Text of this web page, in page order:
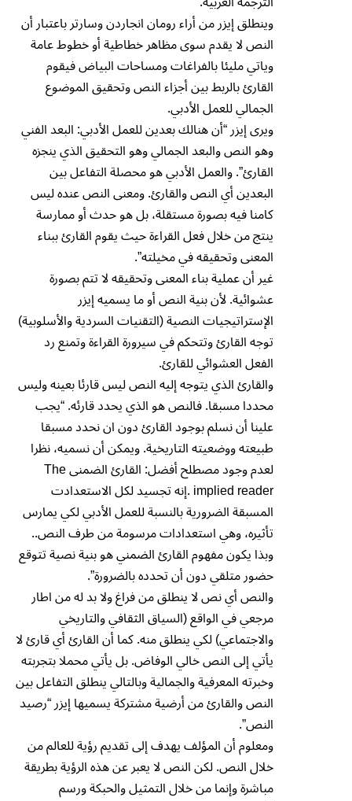
وينطلق إيزر من أراء رومان انجاردن وسارتر باعتبار أن
النص لا يقدم سوى مظاهر خطاطية أو خطوط عامة
وياتي مليئا بالفراغات ومساحات البياض فيقوم
القارئ بالربط بين أجزاء النص وتحقيق الموضوع
الجمالي للعمل الأدبي.
ويرى إيزر “أن هنالك بعدين للعمل الأدبي: البعد الفني
وهو النص والبعد الجمالي وهو التحقيق الذي ينجزه
القارئ”. والعمل الأدبي هو محصلة التفاعل بين
البعدين أي النص والقارئ. ومعنى النص عنده ليس
كامنا فيه بصورة مستقلة، بل هو حدث أو ممارسة
ينتج من خلال فعل القراءة حيث يقوم القارئ ببناء
المعنى وتحقيقه في مخيلته”.
غير أن عملية بناء المعنى وتحقيقه لا تتم بصورة
عشوائية. لأن بنية النص أو ما يسميه إيزر
الإستراتيجيات النصية (التقنيات السردية والأسلوبية)
توجه القارئ وتتحكم في سيرورة القراءة وتمنع رد
الفعل العشوائي للقارئ.
والقارئ الذي يتوجه إليه النص ليس قارئا بعينه وليس
محددا مسبقا. فالنص هو الذي يحدد قارئه. “يجب
علينا أن نسلم بوجود القارئ دون ان نحدد مسبقا
طبيعته ووضعيته التاريخية. ويمكن أن نسميه، نظرا
لعدم وجود مصطلح أفضل: القارئ الضمنى The
implied reader .إنه تجسيد لكل الاستعدادت
المسبقة الضرورية بالنسبة للعمل الأدبي لكي يمارس
تأثيره، وهي استعدادات مرسومة من طرف النص..
وبذا يكون مفهوم القارئ الضمني هو بنية نصية تتوقع
حضور متلقي دون أن تحدده بالضرورة”.
والنص أي نص لا ينطلق من فراغ ولا بد له من اطار
مرجعي في الواقع (السياق الثقافي والتاريخي
والاجتماعي) لكي ينطلق منه. كما أن القارئ أي قارئ لا
يأتي إلى النص خالي الوفاض. بل يأتي محملا بتجربته
وخبرته المعرفية والجمالية وبالتالي ينطلق التفاعل بين
النص والقارئ من أرضية مشتركة يسميها إيزر “رصيد
النص”.
ومعلوم أن المؤلف يهدف إلى تقديم رؤية للعالم من
خلال النص. لكن النص لا يعبر عن هذه الرؤية بطريقة
مباشرة وإنما من خلال التمثيل والحبكة ورسم